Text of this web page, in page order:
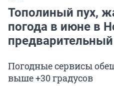
Тополиный пух,
погода в июне в
Погодные сервисы
выше +30 градусов